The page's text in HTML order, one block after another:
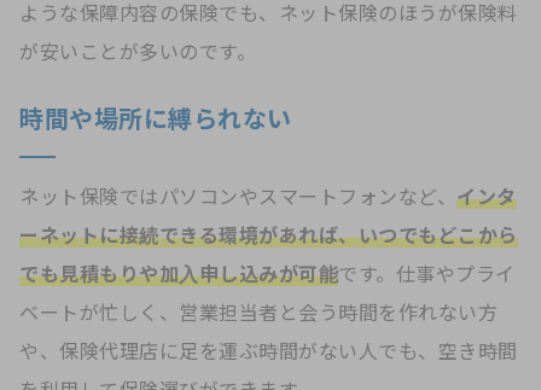
ような保障内容の保険でも、ネット保険のほうが保険料
が安いことが多いのです。
時間や場所に縛られない
ネット保険ではパソコンやスマートフォンなど、 インタ
ーネットに接続できる環境があれば、いつでもどこから
でも見積もりや加入申し込みが可能です。仕事やプライ
ベートが忙しく、営業担当者と会う時間を作れない方
や、保険代理店に足を運ぶ時間がない人でも、空き時間